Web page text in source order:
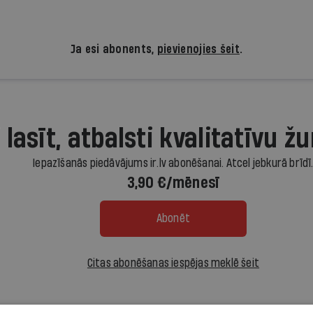
Ja esi abonents, pievienojies šeit.
lasīt, atbalsti kvalitatīvu
Iepazīšanās piedāvājums ir.lv abonēšanai. Atcel jebkurā brīdī.
3,90 €/mēnesī
Abonēt
Citas abonēšanas iespējas meklē šeit